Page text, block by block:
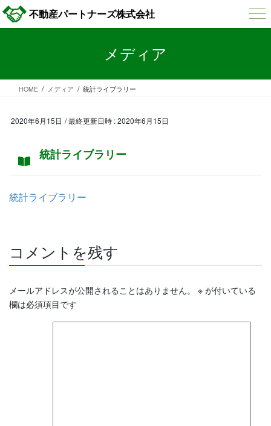
コ
ン
テ
ス
ナ
ビ
ゲ
ン
不動産パートナーズ株式会社
メディア
HOME メディア 統計ライブラリー
2020年6月15日 / 最終更新日時 :2020年6月15日
統計ライブラリー
統計ライブラリー
コメントを残す
メールアドレスが公開されることはありません。 ※ が付いている
欄は必須項目です